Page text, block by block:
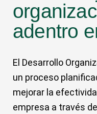
adentro
El Desarrollo
un proceso
mejorar la
empresa a través del